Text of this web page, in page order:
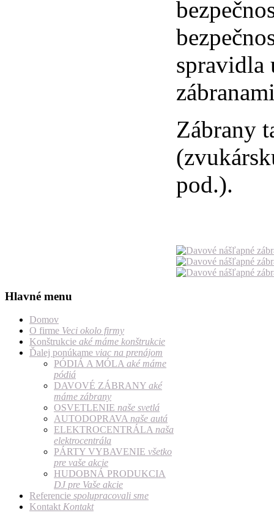
spravidla
Zábrany
pod.).
Hlavné menu
Domov
O firme Veci okolo firmy
Konštrukcie aké máme konštrukcie
Ďalej ponúkame viac na prenájom
PÓDIÁ A MÓLA aké máme
pódiá
DAVOVÉ ZÁBRANY aké
máme zábrany
OSVETLENIE naše svetlá
AUTODOPRAVA naše autá
ELEKTROCENTRÁLA naša
elektrocentrála
PÁRTY VYBAVENIE všetko
pre vaše akcie
HUDOBNÁ PRODUKCIA
DJ pre Vaše akcie
Referencie spolupracovali sme
Kontakt Kontakt